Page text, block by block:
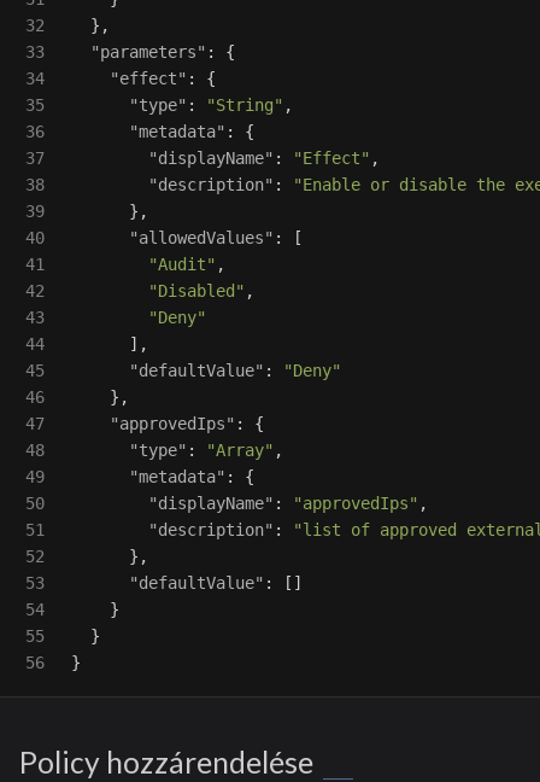
32
33
34
35
36
37
38
39
40
41
42
43
44
45
46
47
48
49
50
51
52
53
54
55
},
"parameters" :
{
"effect" :
{
"type" : "String" ,
"metadata" :
{
"displayName" : "Effect" ,
"description" :
"Enable or disable the
},
"allowedValues" :
[
"Audit" ,
"Disabled" ,
"Deny"
],
"defaultValue" :
"Deny"
},
"approvedIps" :
{
"type" : "Array" ,
"metadata" :
{
"displayName" : "approvedIps" ,
"description" :
"list of approved
},
"defaultValue" :
[]
}
}
}
Policy hozzárendelése